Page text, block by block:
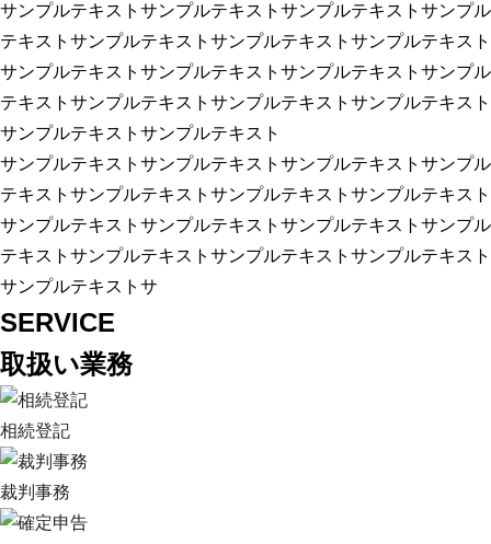
サンプルテキストサンプルテキストサンプルテキストサンプル
テキストサンプルテキストサンプルテキストサンプルテキスト
サンプルテキストサンプルテキストサンプルテキストサンプル
テキストサンプルテキストサンプルテキストサンプルテキスト
サンプルテキストサンプルテキスト
サンプルテキストサンプルテキストサンプルテキストサンプル
テキストサンプルテキストサンプルテキストサンプルテキスト
サンプルテキストサンプルテキストサンプルテキストサンプル
テキストサンプルテキストサンプルテキストサンプルテキスト
サンプルテキストサ
SERVICE
取扱い業務
相続登記
裁判事務